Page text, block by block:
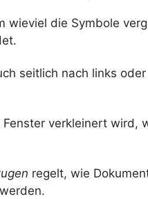
wieviel die Symbole
seitlich nach links
verkleinert wird,
regelt, wie